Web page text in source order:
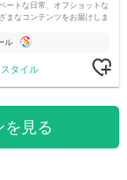
ートな日常、オフショットな
まなコンテンツをお届けしま
ル
タイル
を見る